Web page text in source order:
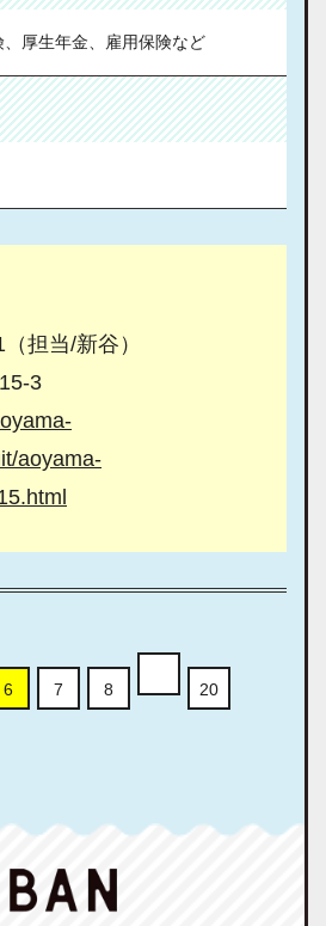
厚生年金、雇用保険など
担当/新谷）
3
aoyama-
6 7 8 20